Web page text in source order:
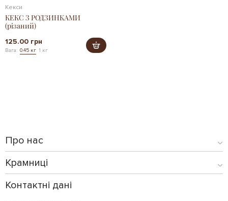
Кекси
КЕКС З РОДЗИНКАМИ
(різаний)
125.00 грн
Вага: 0.45 кг 1 кг
Про нас
Крамниці
Контактні дані